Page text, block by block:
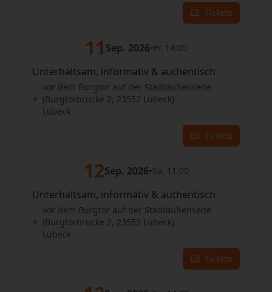
Tickets
11 Sep. 2026•Fr. 14:00
Unterhaltsam, informativ & authentisch
vor dem Burgtor auf der Stadtaußenseite
(Burgtorbrücke 2, 23552 Lübeck)
Lübeck
Tickets
12Sep. 2026•Sa. 11:00
Unterhaltsam, informativ & authentisch
vor dem Burgtor auf der Stadtaußenseite
(Burgtorbrücke 2, 23552 Lübeck)
Lübeck
Tickets